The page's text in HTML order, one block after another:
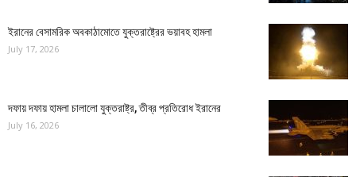
ইরানের বেসামরিক অবকাঠামোতে যুক্তরাষ্ট্রের ভয়াবহ হামলা
July 17, 2026
দফায় দফায় হামলা চালালো যুক্তরাষ্ট্র, তীব্র প্রতিরোধ ইরানের
July 16, 2026